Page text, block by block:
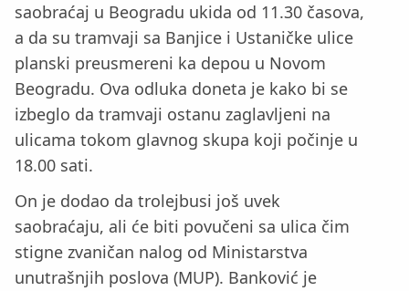
saobraćaj u Beogradu ukida od 11.30 časova,
a da su tramvaji sa Banjice i Ustaničke ulice
planski preusmereni ka depou u Novom
Beogradu. Ova odluka doneta je kako bi se
izbeglo da tramvaji ostanu zaglavljeni na
ulicama tokom glavnog skupa koji počinje u
18.00 sati.
On je dodao da trolejbusi još uvek
saobraćaju, ali će biti povučeni sa ulica čim
stigne zvaničan nalog od Ministarstva
unutrašnjih poslova (MUP). Banković je